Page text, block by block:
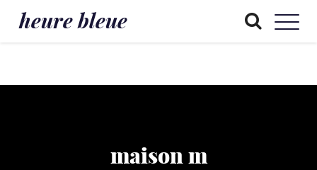
heure bleue
maison m